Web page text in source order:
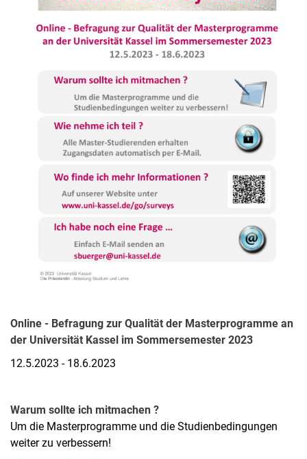
Semesterinformationen
Stellenausschreibungen
Presse- und Öffentlichkeitsarbeit
Webredaktion
Webseite R:ein
Online - Befragung zur Qualität der Masterprogramme an
der Universität Kassel im Sommersemester 2023
12.5.2023 - 18.6.2023
Warum sollte ich mitmachen ?
Um die Masterprogramme und die Studienbedingungen
weiter zu verbessern!